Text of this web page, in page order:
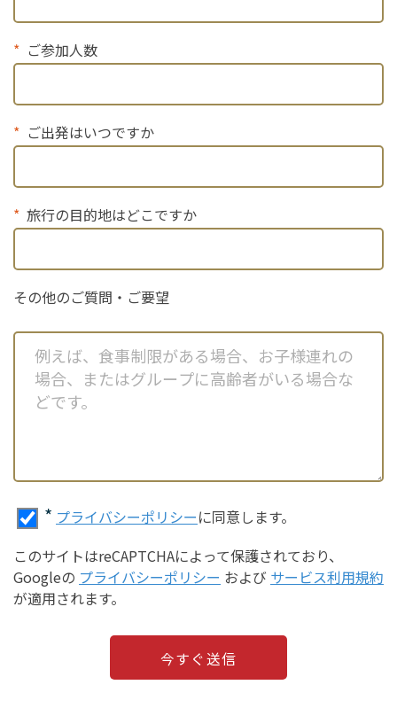
ご参加人数
ご出発はいつですか
旅行の目的地はどこですか
その他のご質問・ご要望
* プライバシーポリシーに同意します。
このサイトはreCAPTCHAによって保護されており、
Googleの プライバシーポリシー および サービス利用規約
が適用されます。